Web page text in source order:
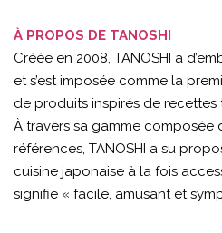
À PROPOS DE TANOSHI
Créée en 2008, TANOSHI a
et s’est imposée comme la
de produits inspirés de
À travers sa gamme composée
références, TANOSHI a su
cuisine japonaise à la fois
signifie « facile, amusant et